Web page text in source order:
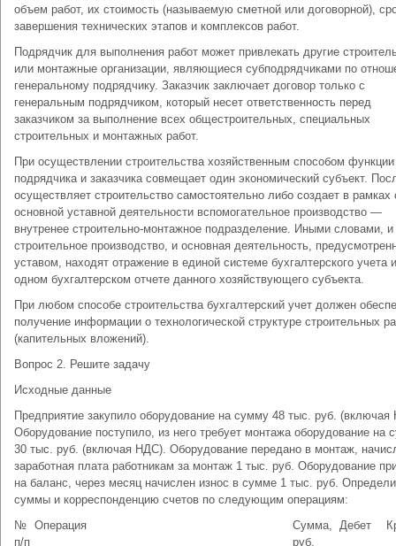
объем работ, их стоимость (называемую сметной или договорной),
завершения технических этапов и комплексов работ.
Подрядчик для выполнения работ может привлекать другие
или монтажные организации, являющиеся субподрядчиками по
генеральному подрядчику. Заказчик заключает договор только с
генеральным подрядчиком, который несет ответственность перед
заказчиком за выполнение всех общестроительных, специальных
строительных и монтажных работ.
При осуществлении строительства хозяйственным способом функции
подрядчика и заказчика совмещает один экономический субъект.
осуществляет строительство самостоятельно либо создает в рамках
основной уставной деятельности вспомогательное производство —
внутренее строительно-монтажное подразделение. Иными словами, и
строительное производство, и основная деятельность,
уставом, находят отражение в единой системе бухгалтерского учета
одном бухгалтерском отчете данного хозяйствующего субъекта.
При любом способе строительства бухгалтерский учет должен
получение информации о технологической структуре строительных
(капительных вложений).
Вопрос 2. Решите задачу
Исходные данные
Предприятие закупило оборудование на сумму 48 тыс. руб.
Оборудование поступило, из него требует монтажа оборудование на
30 тыс. руб. (включая НДС). Оборудование передано в монтаж,
заработная плата работникам за монтаж 1 тыс. руб. Оборудование
на баланс, через месяц начислен износ в сумме 1 тыс. руб.
суммы и корреспонденцию счетов по следующим операциям:
№
п/п
Операция
Сумма,
руб.
Дебет